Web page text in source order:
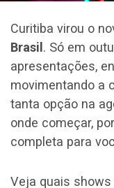
Curitiba virou o
Brasil . Só em
apresentações,
movimentando a
tanta opção na
onde começar,
completa para
Veja quais